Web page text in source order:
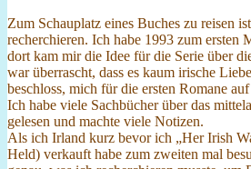
Zum Schauplatz eines Buches zu reisen
recherchieren. Ich habe 1993 zum ersten
dort kam mir die Idee für die Serie über
war überrascht, dass es kaum irische
beschloss, mich für die ersten Romane
Ich habe viele Sachbücher über das
gelesen und machte viele Notizen.
Als ich Irland kurz bevor ich „Her Irish
Held) verkauft habe zum zweiten mal